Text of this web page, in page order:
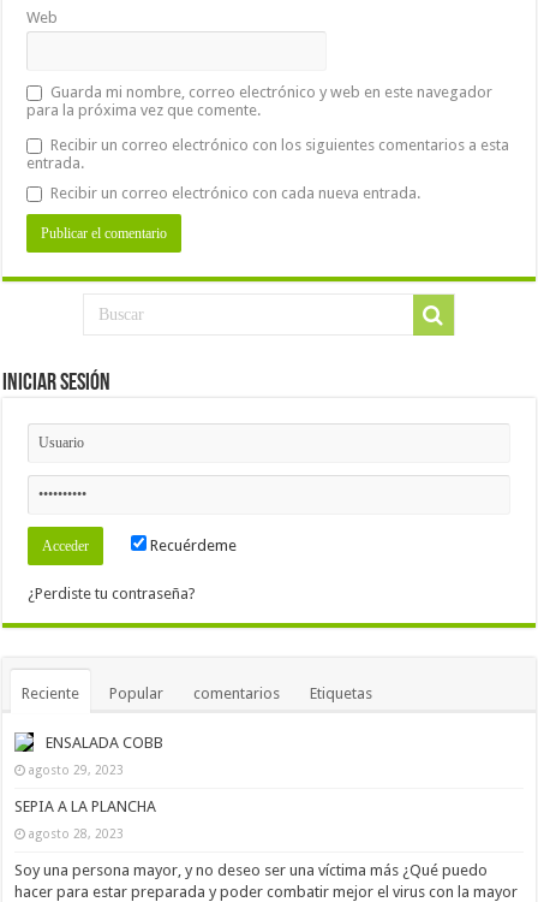
Web
Guarda mi nombre, correo electrónico y web en este navegador
para la próxima vez que comente.
Recibir un correo electrónico con los siguientes comentarios a esta
entrada.
Recibir un correo electrónico con cada nueva entrada.
Iniciar Sesión
Recuérdeme
¿Perdiste tu contraseña?
Reciente Popular comentarios Etiquetas
ENSALADA COBB
agosto 29, 2023
SEPIA A LA PLANCHA
agosto 28, 2023
Soy una persona mayor, y no deseo ser una víctima más ¿Qué puedo
hacer para estar preparada y poder combatir mejor el virus con la mayor